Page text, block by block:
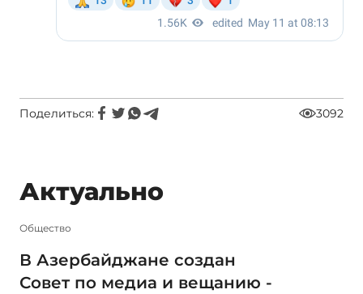
Поделиться: 3092
Актуально
Общество
В Азербайджане создан
Совет по медиа и вещанию -